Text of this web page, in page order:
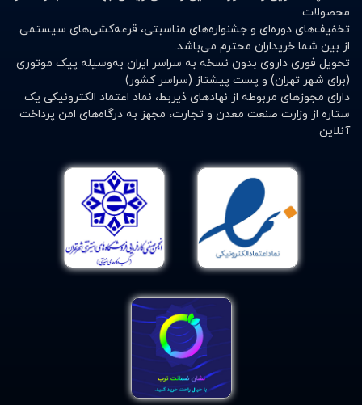
11. قوزبندهای کشی و سخت
12. انواع کمربند طبی (آتل کمر)
13. کمربندهای طبی ستون فقرات
14. کمربندهای دوران بارداری و حاملگی
محصولات.
تخفیف‌های دوره‌ای و جشنواره‌های مناسبتی، قرعه‌کشی‌های سیستمی
از بین شما خریداران محترم می‌باشد.
تحویل فوری داروی بدون نسخه به سراسر ایران به‌وسیله پیک موتوری
(برای شهر تهران) و پست پیشتاز (سراسر کشور)
دارای مجوزهای مربوطه از نهادهای ذیربط، نماد اعتماد الکترونیکی یک
ستاره از وزارت صنعت معدن و تجارت، مجهز به درگاه‌های امن پرداخت
آنلاین